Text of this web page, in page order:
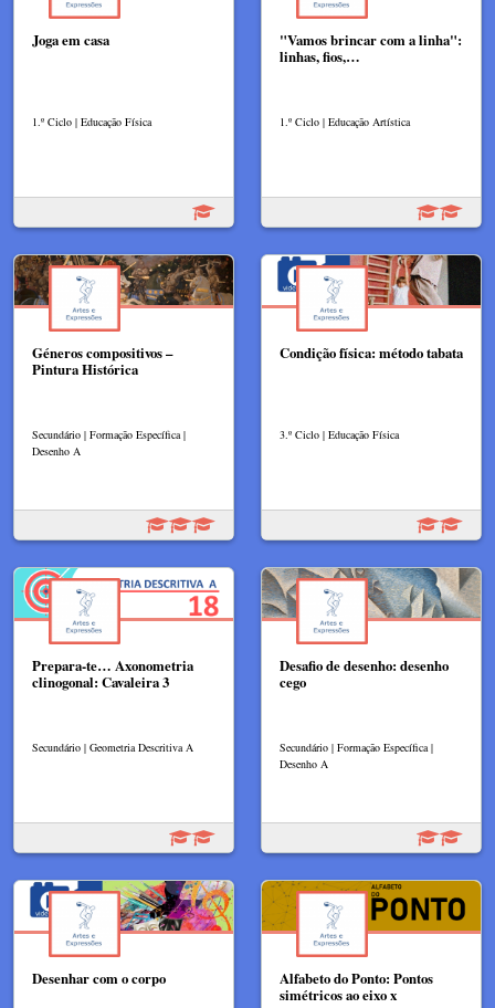
Joga em casa
1.º Ciclo | Educação Física
"Vamos brincar com a linha":
linhas, fios,…
1.º Ciclo | Educação Artística
Géneros compositivos –
Pintura Histórica​
Secundário | Formação Específica |
Desenho A
Condição física: método tabata
3.º Ciclo | Educação Física
Prepara-te… Axonometria
clinogonal: Cavaleira 3
Secundário | Geometria Descritiva A
Desafio de desenho: desenho
cego
Secundário | Formação Específica |
Desenho A
Desenhar com o corpo
Alfabeto do Ponto: Pontos
simétricos ao eixo x